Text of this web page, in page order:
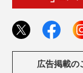
広告掲載の